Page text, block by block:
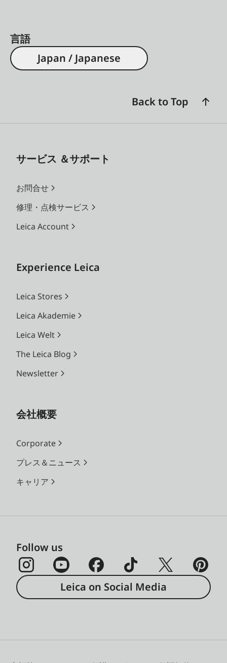
言語
Japan / Japanese
Back to Top
サービス ＆サポート
お問合せ
修理・点検サービス
Leica Account
Experience Leica
Leica Stores
Leica Akademie
Leica Welt
The Leica Blog
Newsletter
会社概要
Corporate
プレス＆ニュース
キャリア
Follow us
Leica on Social Media